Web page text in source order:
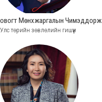
овогт Мөнхжаргалын Чимэддорж
Улс төрийн зөвлөлийн гишүүн